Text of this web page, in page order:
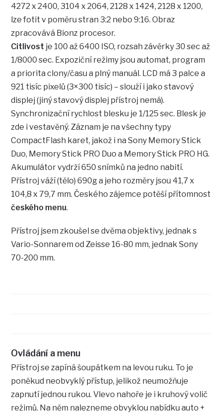
4272 x 2400, 3104 x 2064, 2128 x 1424, 2128 x 1200,
lze fotit v poměru stran 3:2 nebo 9:16. Obraz
zpracovává Bionz procesor.
Citlivost je 100 až 6400 ISO, rozsah závěrky 30 sec až
1/8000 sec. Expoziční režimy jsou automat, program
a priorita clony/času a plný manuál. LCD má 3 palce a
921 tisíc pixelů (3×300 tisíc) – slouží i jako stavový
displej (jiný stavový displej přístroj nemá).
Synchronizační rychlost blesku je 1/125 sec. Blesk je
zde i vestavěný. Záznam je na všechny typy
CompactFlash karet, jakož i na Sony Memory Stick
Duo, Memory Stick PRO Duo a Memory Stick PRO HG.
Akumulátor vydrží 650 snímků na jedno nabití.
Přístroj váží (tělo) 690g a jeho rozměry jsou 41,7 x
104,8 x 79,7 mm. Českého zájemce potěší přítomnost
českého menu.
Přístroj jsem zkoušel se dvěma objektivy, jednak s
Vario-Sonnarem od Zeisse 16-80 mm, jednak Sony
70-200 mm.
Ovládání a menu
Přístroj se zapíná šoupátkem na levou ruku. To je
poněkud neobvyklý přístup, jelikož neumožňuje
zapnutí jednou rukou. Vlevo nahoře je i kruhový volič
režimů. Na něm nalezneme obvyklou nabídku auto +